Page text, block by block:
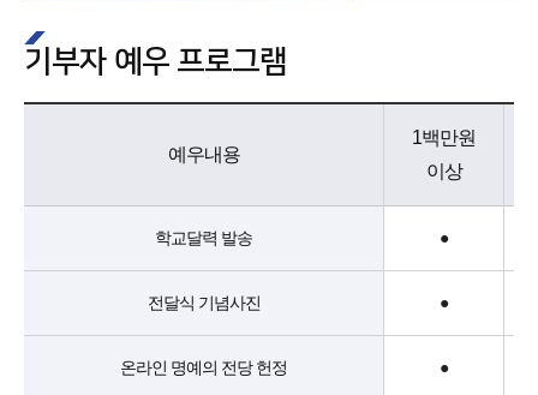
기부자 예우 프로그램
예우내용
1백만원
이상
학교달력 발송 ●
전달식 기념사진 ●
온라인 명예의 전당 헌정 ●